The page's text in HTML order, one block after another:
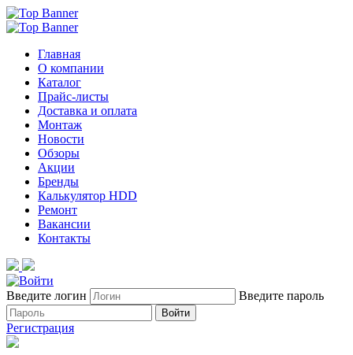
Главная
О компании
Каталог
Прайс-листы
Доставка и оплата
Монтаж
Новости
Обзоры
Акции
Бренды
Калькулятор HDD
Ремонт
Вакансии
Контакты
Введите логин Введите пароль
Войти
Регистрация